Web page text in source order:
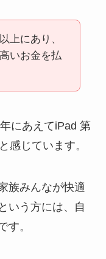
上にあり、
いお金を払
にあえてiPad 第
感じています。
族みんなが快適
いう方には、自
す。